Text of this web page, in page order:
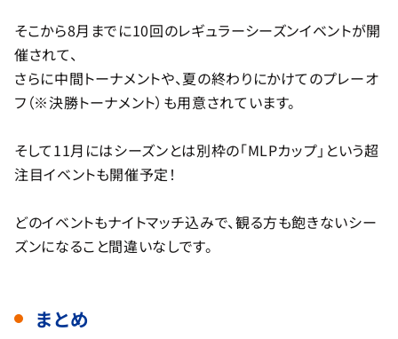
そこから8月までに10回のレギュラーシーズンイベントが開
催されて、
さらに中間トーナメントや、夏の終わりにかけてのプレーオ
フ（※決勝トーナメント）も用意されています。
そして11月にはシーズンとは別枠の「MLPカップ」という超
注目イベントも開催予定！
どのイベントもナイトマッチ込みで、観る方も飽きないシー
ズンになること間違いなしです。
まとめ